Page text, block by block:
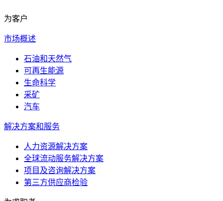
为客户
市场概述
石油和天然气
可再生能源
生命科学
采矿
汽车
解决方案和服务
人力资源解决方案
全球流动服务解决方案
项目及咨询解决方案
第三方供应商检验